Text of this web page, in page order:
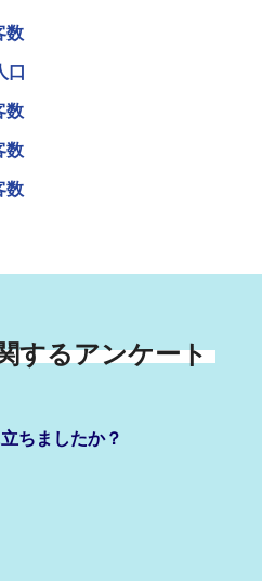
数
口
数
数
数
するアンケート
ちましたか？